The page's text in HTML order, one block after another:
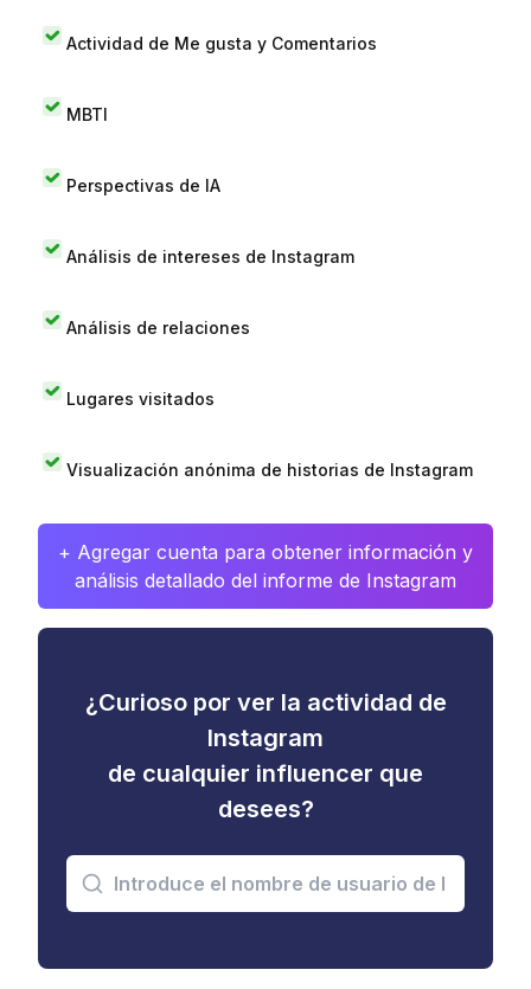
Actividad de Me gusta y Comentarios
MBTI
Perspectivas de IA
Análisis de intereses de Instagram
Análisis de relaciones
Lugares visitados
Visualización anónima de historias de Instagram
+ Agregar cuenta para obtener información y
análisis detallado del informe de Instagram
¿Curioso por ver la actividad de
Instagram
de cualquier influencer que
desees?